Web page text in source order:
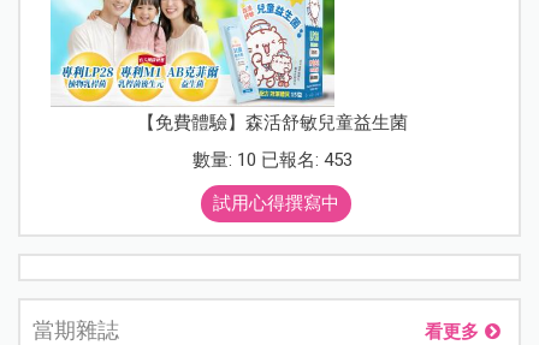
【免費體驗】森活舒敏兒童益生菌
數量: 10 已報名: 453
試用心得撰寫中
當期雜誌 看更多